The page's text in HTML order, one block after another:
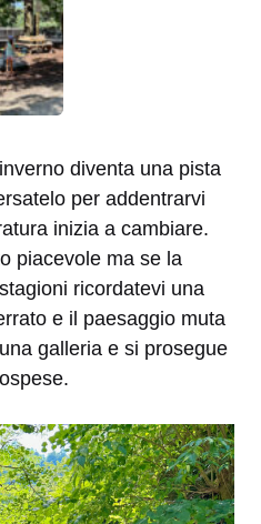
diventa una pista
per addentrarvi
inizia a cambiare.
piacevole ma se la
ricordatevi una
e il paesaggio muta
galleria e si prosegue